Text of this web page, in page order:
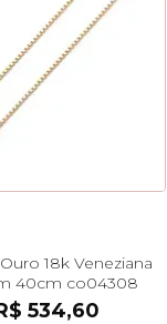
18k Veneziana
40cm co04308
534,60